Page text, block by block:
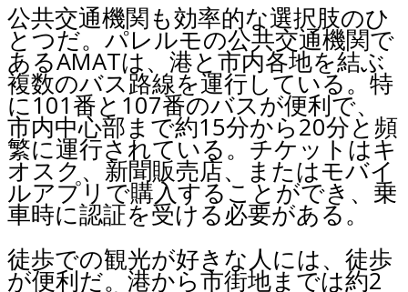
公共交通機関も効率的な選択肢のひ
とつだ。パレルモの公共交通機関で
あるAMATは、港と市内各地を結ぶ
複数のバス路線を運行している。特
に101番と107番のバスが便利で、
市内中心部まで約15分から20分と頻
繁に運行されている。チケットはキ
オスク、新聞販売店、またはモバイ
ルアプリで購入することができ、乗
車時に認証を受ける必要がある。
徒歩での観光が好きな人には、徒歩
が便利だ。港から市街地までは約2